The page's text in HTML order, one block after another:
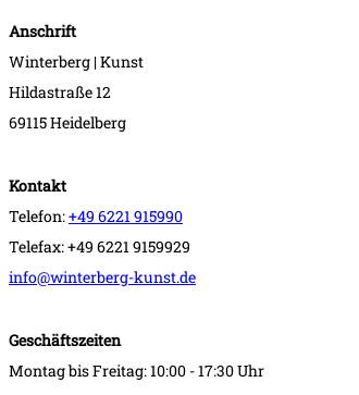
Anschrift
Winterberg | Kunst
Hildastraße 12
69115 Heidelberg
Kontakt
Telefon:+49 6221 915990
Telefax: +49 6221 9159929
info@winterberg-kunst.de
Geschäftszeiten
Montag bis Freitag: 10:00 - 17:30 Uhr